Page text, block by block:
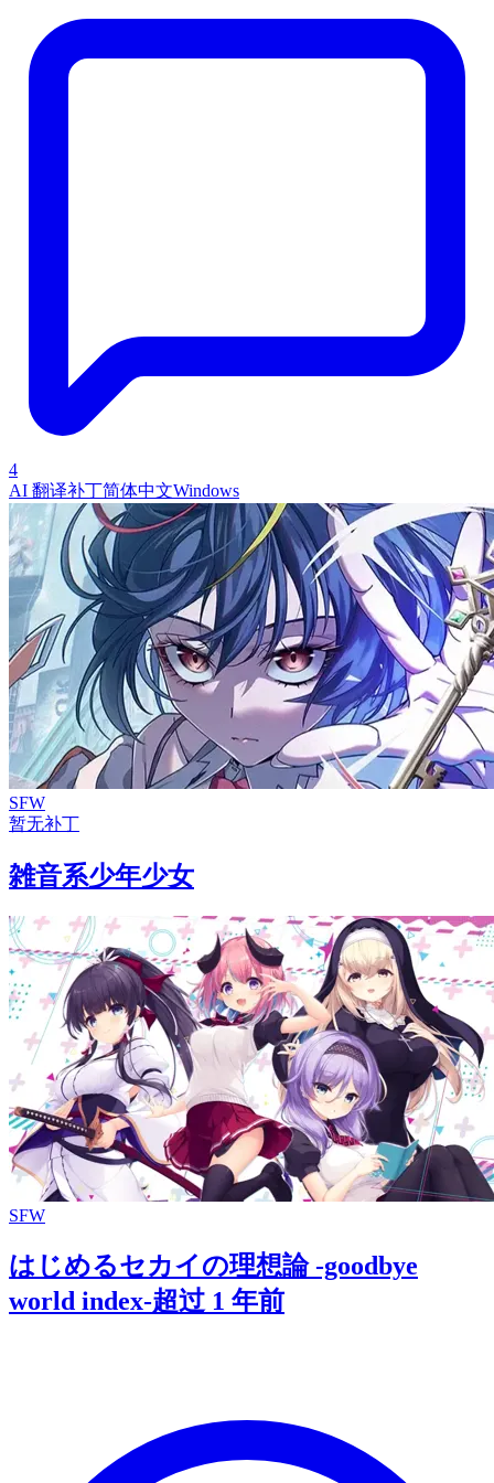
4
AI 翻译补丁简体中文Windows
SFW
暂无补丁
雑音系少年少女
SFW
はじめるセカイの理想論 -goodbye
world index-超过 1 年前